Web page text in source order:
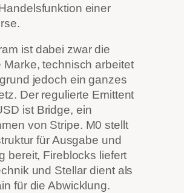
einer
ist dabei zwar die
Marke, technisch arbeitet
jedoch ein ganzes
Der regulierte Emittent
ist Bridge, ein
von Stripe. M0 stellt
für Ausgabe und
bereit, Fireblocks liefert
und Stellar dient als
für die Abwicklung.